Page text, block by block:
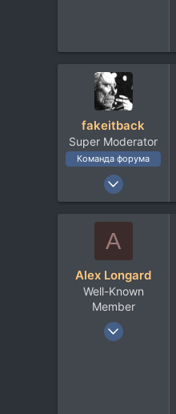
fakeitback
Super Moderator
Команда форума
6 Май 2005
16.247
18.536
Москва
A
Alex Longard
Well-Known
Member
10 Май 2015